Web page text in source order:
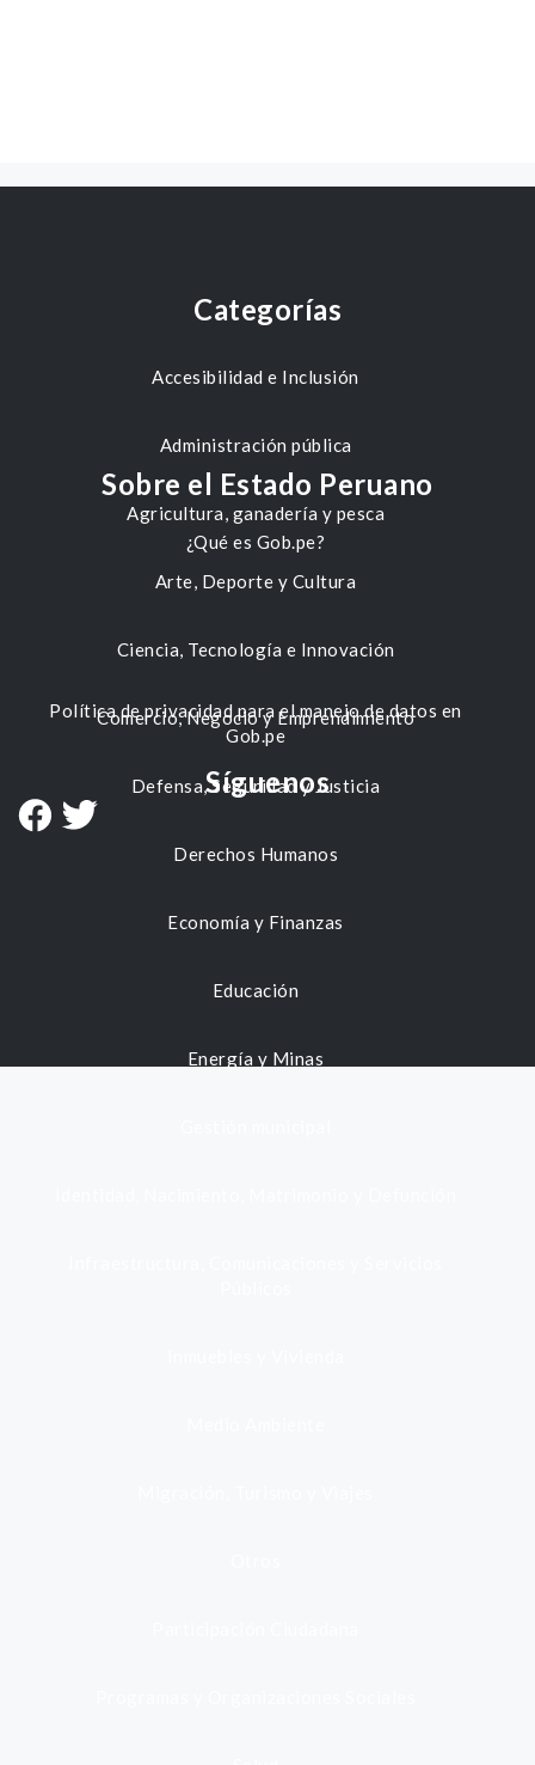
Categorías
Accesibilidad e Inclusión
Administración pública
Agricultura, ganadería y pesca
Arte, Deporte y Cultura
Ciencia, Tecnología e Innovación
Comercio, Negocio y Emprendimiento
Defensa, Seguridad y Justicia
Derechos Humanos
Economía y Finanzas
Educación
Energía y Minas
Sobre el Estado Peruano
¿Qué es Gob.pe?
Política de privacidad para el manejo de datos en
Gob.pe
Síguenos